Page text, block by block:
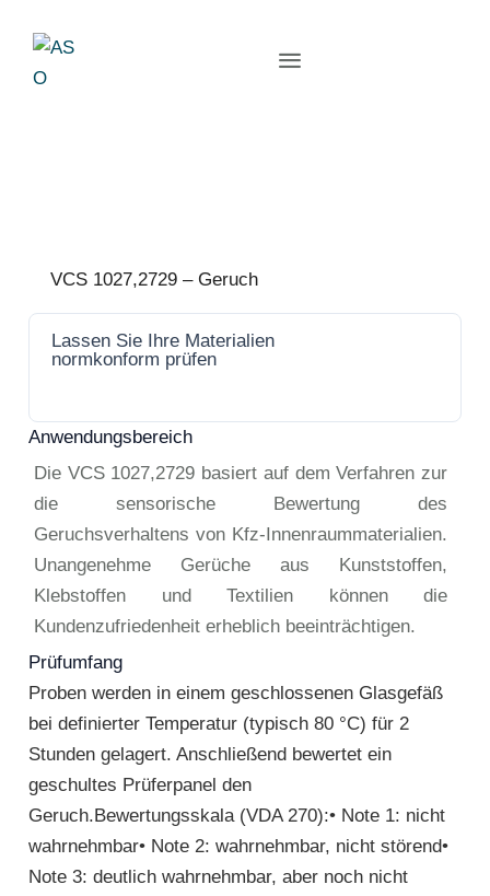
VCS 1027,2729 – Geruch
Lassen Sie Ihre Materialien
normkonform prüfen
Anwendungsbereich
Die VCS 1027,2729 basiert auf dem Verfahren zur
die sensorische Bewertung des
Geruchsverhaltens von Kfz-Innenraummaterialien.
Unangenehme Gerüche aus Kunststoffen,
Klebstoffen und Textilien können die
Kundenzufriedenheit erheblich beeinträchtigen.
Prüfumfang
Proben werden in einem geschlossenen Glasgefäß
bei definierter Temperatur (typisch 80 °C) für 2
Stunden gelagert. Anschließend bewertet ein
geschultes Prüferpanel den
Geruch.Bewertungsskala (VDA 270):• Note 1: nicht
wahrnehmbar• Note 2: wahrnehmbar, nicht störend•
Note 3: deutlich wahrnehmbar, aber noch nicht